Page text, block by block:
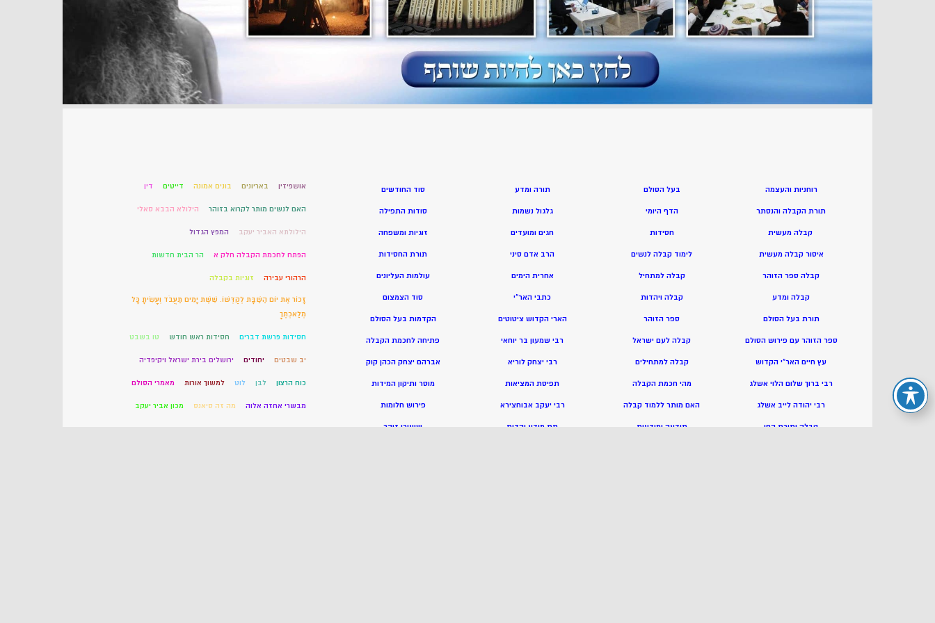
סעודת ראש חודש | תשפ”ד |...
הרב אדם סיני
אושפיזין באריונים בונים אמונה דייטים דין
האם לנשים מותר לקרוא בזוהר הילולא הבבא סאלי
הילולתא האביר יעקב המפץ הגדול
הפתח לחכמת הקבלה חלק א הר הבית חדשות
הרהורי עבירה זוגיות בקבלה
זָכוֹר אֶת יוֹם הַשַּׁבָּת לְקַדְּשׁוֹ. שֵׁשֶׁת יָמִים תַּעֲבֹד וְעָשִׂיתָ כָּל
מְלַאכְתֶּךָ
חסידות פרשת דברים חסידות ראש חודש טו בשבט
יב שבטים יחודים ירושלים בירת ישראל ויקיפדיה
כוח הרצון לבן לוט למשוך אורות מאמרי הסולם
מבשרי אחזה אלוה מה זה סיאנס מכון אביר יעקב
סוד החודשים
סודות התפילה
זוגיות ומשפחה
תורת החסידות
עולמות העליונים
סוד הצמצום
הקדמות בעל הסולם
פתיחה לחכמת הקבלה
אברהם יצחק הכהן קוק
מוסר ותיקון המידות
פירוש חלומות
שיעורי זוהר
תורה ומדע
גלגול נשמות
חגים ומועדים
הרב אדם סיני
אחרית הימים
כתבי האר”י
הארי הקדוש ציטוטים
רבי שמעון בר יוחאי
רבי יצחק לוריא
תפיסת המציאות
רבי יעקב אבוחצירא
תת מודע יהדות
בעל הסולם
הדף היומי
חסידות
לימוד קבלה לנשים
קבלה למתחיל
קבלה ויהדות
ספר הזוהר
קבלה לעם ישראל
קבלה למתחילים
מהי חכמת הקבלה
האם מותר ללמוד קבלה
תודעה ומודעות
רוחניות והעצמה
תורת הקבלה והנסתר
קבלה מעשית
איסור קבלה מעשית
קבלה ספר הזוהר
קבלה ומדע
תורת בעל הסולם
ספר הזוהר עם פירוש הסולם
עץ חיים האר”י הקדוש
רבי ברוך שלום הלוי אשלג
רבי יהודה לייב אשלג
קבלה ותורת החן